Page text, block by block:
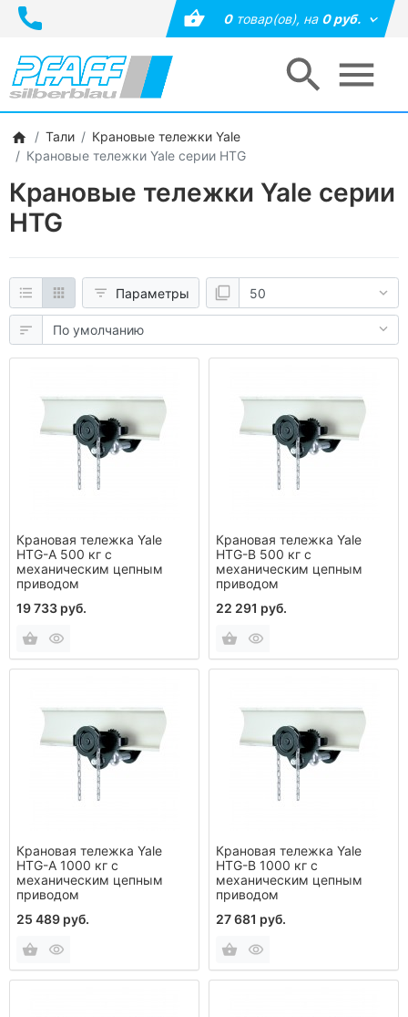
0товар(ов),на0 руб.
Тали
Крановые тележки Yale
Крановые тележки Yale серии HTG
Крановые тележки Yale серии
HTG
Параметры
Крановая тележка Yale
HTG-A 500 кг с
механическим цепным
приводом
19 733 руб.
Крановая тележка Yale
HTG-B 500 кг с
механическим цепным
приводом
22 291 руб.
Крановая тележка Yale
HTG-A 1000 кг с
механическим цепным
приводом
25 489 руб.
Крановая тележка Yale
HTG-B 1000 кг с
механическим цепным
приводом
27 681 руб.